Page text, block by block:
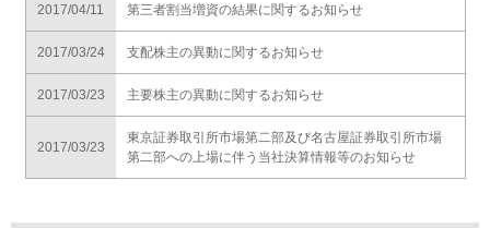
2017/04/11 第三者割当増資の結果に関するお知らせ
2017/03/24 支配株主の異動に関するお知らせ
2017/03/23 主要株主の異動に関するお知らせ
2017/03/23
東京証券取引所市場第二部及び名古屋証券取引所市場
第二部への上場に伴う当社決算情報等のお知らせ